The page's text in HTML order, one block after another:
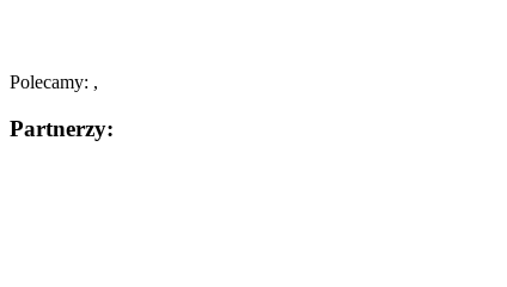
Polecamy: ,
Partnerzy: